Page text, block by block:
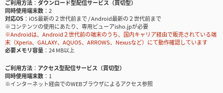
ご利用方法
ダウンロード型配信サービス（買切型）
同時使用端末数
2
対応OS
iOS最新の２世代前まで / Android最新の２世代前まで
※コンテンツの使用にあたり、専用ビューアisho.jpが必要
※Androidは、Android２世代前の端末のうち、国内キャリア経由で販売されている端
末（Xperia、GALAXY、AQUOS、ARROWS、Nexusなど）にて動作確認しています
必要メモリ容量
24 MB以上
ご利用方法
アクセス型配信サービス（買切型）
同時使用端末数
1
※インターネット経由でのWEBブラウザによるアクセス参照